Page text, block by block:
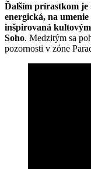
Ďalším prírastkom je
energická, na
inšpirovaná
Soho. Medzitým sa
pozornosti v zóne